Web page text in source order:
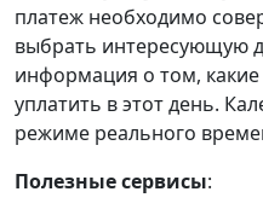
платеж необходимо
выбрать интересующую
информация о том,
уплатить в этот день.
режиме реального
Полезные сервисы: